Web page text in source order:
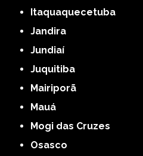
Itaquaquecetuba
Jandira
Jundiaí
Juquitiba
Mairiporã
Mauá
Mogi das Cruzes
Osasco